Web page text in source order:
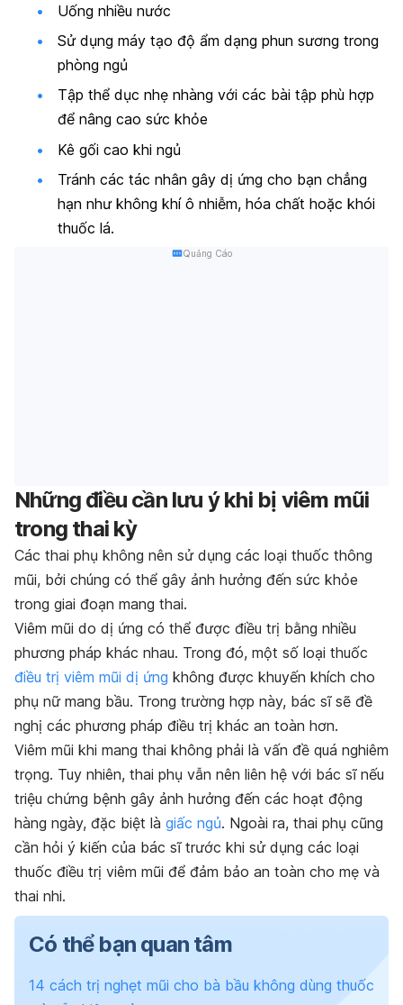
Uống nhiều nước
Sử dụng máy tạo độ ẩm dạng phun sương trong
phòng ngủ
Tập thể dục nhẹ nhàng với các bài tập phù hợp
để nâng cao sức khỏe
Kê gối cao khi ngủ
Tránh các tác nhân gây dị ứng cho bạn chẳng
hạn như không khí ô nhiễm, hóa chất hoặc khói
thuốc lá.
Quảng Cáo
Những điều cần lưu ý khi bị viêm mũi
trong thai kỳ
Các thai phụ không nên sử dụng các loại thuốc thông
mũi, bởi chúng có thể gây ảnh hưởng đến sức khỏe
trong giai đoạn mang thai.
Viêm mũi do dị ứng có thể được điều trị bằng nhiều
phương pháp khác nhau. Trong đó, một số loại thuốc
điều trị viêm mũi dị ứng không được khuyến khích cho
phụ nữ mang bầu. Trong trường hợp này, bác sĩ sẽ đề
nghị các phương pháp điều trị khác an toàn hơn.
Viêm mũi khi mang thai không phải là vấn đề quá nghiêm
trọng. Tuy nhiên, thai phụ vẫn nên liên hệ với bác sĩ nếu
triệu chứng bệnh gây ảnh hưởng đến các hoạt động
hàng ngày, đặc biệt là giấc ngủ. Ngoài ra, thai phụ cũng
cần hỏi ý kiến của bác sĩ trước khi sử dụng các loại
thuốc điều trị viêm mũi để đảm bảo an toàn cho mẹ và
thai nhi.
Có thể bạn quan tâm
14 cách trị nghẹt mũi cho bà bầu không dùng thuốc